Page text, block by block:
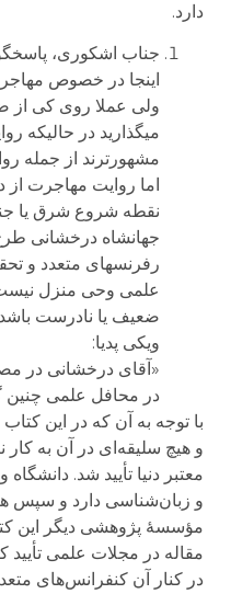
دارد.
جناب اشکوری،
اینجا در خصوص
ولی عملا روی کی از
میگذارید در حالیکه
مشهورترند از جمله
اما روایت مهاجرت از
نقطه شروع شرق یا
جهانشاه درخشانی
رفرنسهای متعدد و
علمی وحی منزل نیست
ضعیف یا نادرست
ویکی پدیا:
«آقای درخشانی در
در محافل علمی چنین
با توجه به آن که در این
و هیچ سلیقه‌ای در آن به کار
معتبر دنیا تأیید شد.
و زبان‌شناسی دارد و سپس
مؤسسهٔ پژوهشی دیگر این
مقاله در مجلات علمی تأیید
در کنار آن کنفرانس‌های